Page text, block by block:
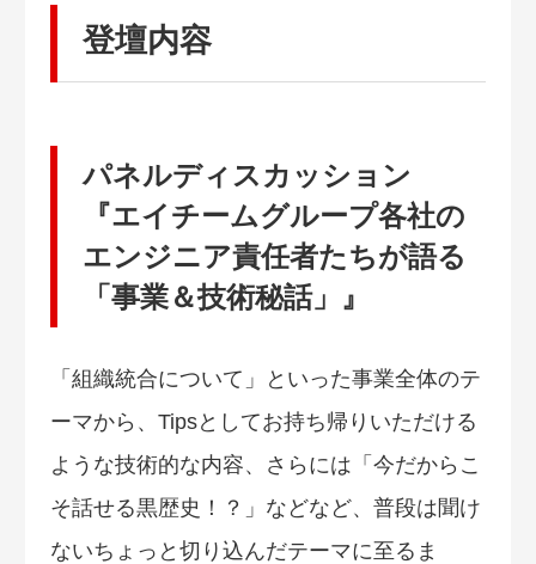
登壇内容
パネルディスカッション
『エイチームグループ各社の
エンジニア責任者たちが語る
「事業＆技術秘話」』
「組織統合について」といった事業全体のテ
ーマから、Tipsとしてお持ち帰りいただける
ような技術的な内容、さらには「今だからこ
そ話せる黒歴史！？」などなど、普段は聞け
ないちょっと切り込んだテーマに至るま